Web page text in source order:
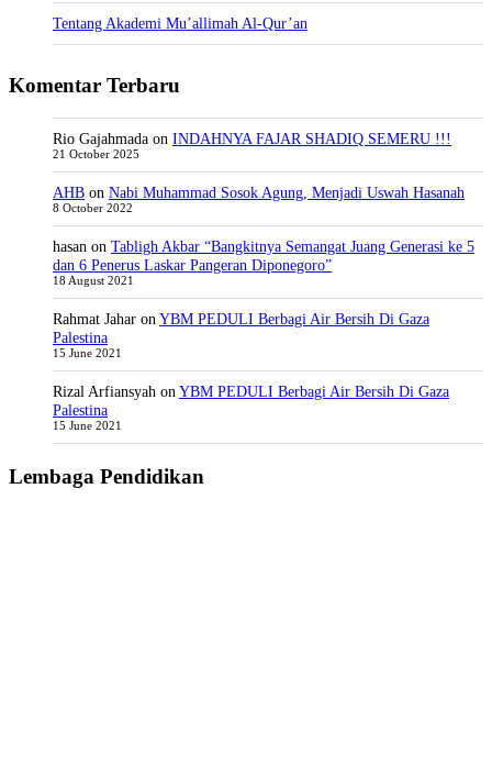
Tentang Akademi Mu’allimah Al-Qur’an
Komentar Terbaru
Rio Gajahmada on INDAHNYA FAJAR SHADIQ SEMERU !!!
21 October 2025
AHB on Nabi Muhammad Sosok Agung, Menjadi Uswah Hasanah
8 October 2022
hasan on Tabligh Akbar “Bangkitnya Semangat Juang Generasi ke 5
dan 6 Penerus Laskar Pangeran Diponegoro”
18 August 2021
Rahmat Jahar onYBM PEDULI Berbagi Air Bersih Di Gaza
Palestina
15 June 2021
Rizal Arfiansyah onYBM PEDULI Berbagi Air Bersih Di Gaza
Palestina
15 June 2021
Lembaga Pendidikan